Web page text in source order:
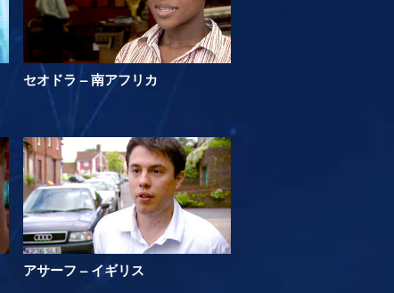
セオドラ – 南アフリカ
アサーフ – イギリス